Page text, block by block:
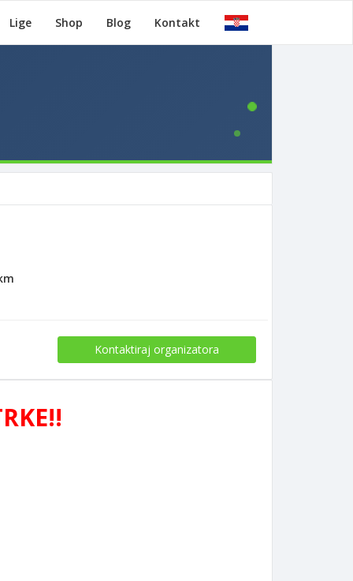
Lige Shop Blog Kontakt
Kontaktiraj organizatora